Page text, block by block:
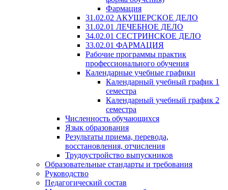
Фармация
31.02.02 АКУШЕРСКОЕ ДЕЛО
31.02.01 ЛЕЧЕБНОЕ ДЕЛО
34.02.01 СЕСТРИНСКОЕ ДЕЛО
33.02.01 ФАРМАЦИЯ
Рабочие программы практик
профессионального обучения
Календарные учебные графики
Календарный учебный график 1
семестра
Календарный учебный график 2
семестра
Численность обучающихся
Язык образования
Результаты приема, перевода,
восстановления, отчисления
Трудоустройство выпускников
Образовательные стандарты и требования
Руководство
Педагогический состав